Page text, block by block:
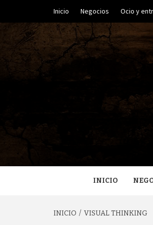
contenido
Inicio Negocios Ocio y
INICIO
INICIO VISUAL THINKING